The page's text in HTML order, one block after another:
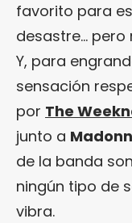
favorito para
desastre…
Y, para
sensación
por The
junto a
de la banda
ningún tipo de
vibra.